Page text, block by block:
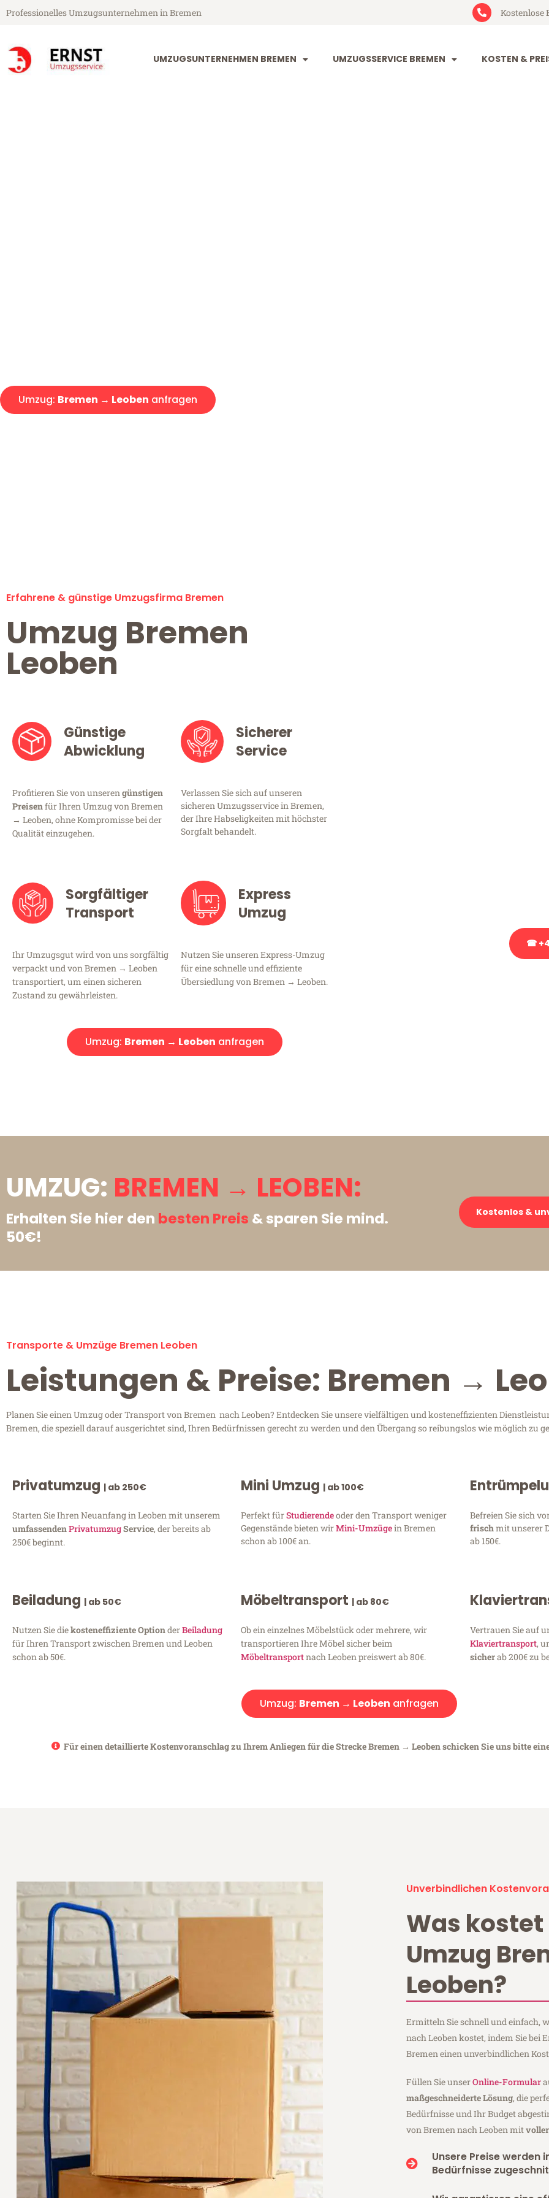
Professionelles Umzugsunternehmen in Bremen Kostenlose
UMZUGSUNTERNEHMEN BREMEN UMZUGSSERVICE BREMEN KOSTEN &
Umzug: Bremen → Leoben anfragen
Erfahrene & günstige Umzugsfirma Bremen
Umzug Bremen
Leoben
Günstige
Abwicklung
Profitieren Sie von unserengünstigen
Preisenfür Ihren Umzug von Bremen
→ Leoben, ohne Kompromisse bei der
Qualität einzugehen.
Sicherer
Service
Verlassen Sie sich auf unseren
sicheren Umzugsservice in Bremen,
der Ihre Habseligkeiten mit höchster
Sorgfalt behandelt.
Sorgfältiger
Transport
Ihr Umzugsgut wird von uns sorgfältig
verpackt und von Bremen → Leoben
transportiert, um einen sicheren
Zustand zu gewährleisten.
Express
Umzug
Nutzen Sie unseren Express-Umzug
für eine schnelle und effiziente
Übersiedlung von Bremen → Leoben.
Umzug: Bremen → Leoben anfragen
☎
UMZUG: BREMEN → LEOBEN:
Erhalten Sie hier den besten Preis & sparen Sie mind.
50€!
Kostenlos &
Transporte & Umzüge Bremen Leoben
Leistungen & Preise: Bremen →
Planen Sie einen Umzug oder Transport von Bremen nach Leoben? Entdecken Sie unsere vielfältigen und kosteneffizienten
Bremen, die speziell darauf ausgerichtet sind, Ihren Bedürfnissen gerecht zu werden und den Übergang so reibungslos wie möglich zu
Privatumzug | ab 250€
Starten Sie Ihren Neuanfang in Leoben mit unserem
umfassendenPrivatumzugService, der bereits ab
250€ beginnt.
Mini Umzug | ab 100€
Perfekt fürStudierendeoder den Transport weniger
Gegenstände bieten wirMini-Umzügein Bremen
schon ab 100€ an.
Befreien Sie sich
frischmit unserer
ab 150€.
Beiladung | ab 50€
Nutzen Sie diekosteneffiziente OptionderBeiladung
für Ihren Transport zwischen Bremen und Leoben
schon ab 50€.
Möbeltransport | ab 80€
Ob ein einzelnes Möbelstück oder mehrere, wir
transportieren Ihre Möbel sicher beim
Möbeltransportnach Leoben preiswert ab 80€.
Vertrauen Sie auf
Klaviertransport,
sicherab 200€ zu
Umzug: Bremen → Leoben anfragen
Für einen detaillierte Kostenvoranschlag zu Ihrem Anliegen für die Strecke Bremen → Leoben schicken Sie uns bitte
Unverbindlichen
Was kostet
Umzug
Leoben?
Ermitteln Sie schnell und einfach,
nach Leoben kostet, indem Sie bei
Bremen einen unverbindlichen
Füllen Sie unserOnline-Formular
maßgeschneiderte Lösung, die
Bedürfnisse und Ihr Budget
von Bremen nach Leoben mit
Unsere Preise werden
Bedürfnisse